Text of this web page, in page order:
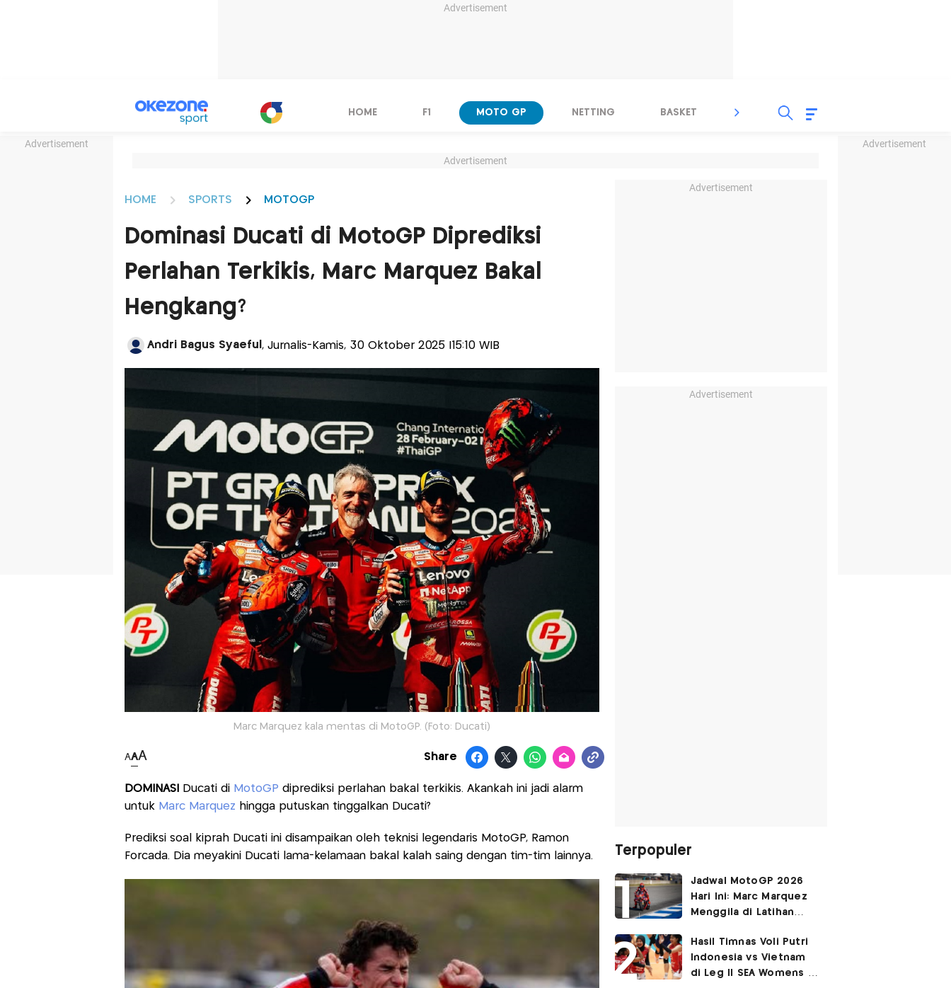
Advertisement
Advertisement Advertisement
HOME F1 MOTO GP NETTING BASKET SPORT LAIN
Advertisement
HOME SPORTS MOTOGP
Dominasi Ducati di MotoGP Diprediksi
Perlahan Terkikis, Marc Marquez Bakal
Hengkang?
Andri Bagus Syaeful , Jurnalis-Kamis, 30 Oktober 2025 |15:10 WIB
Marc Marquez kala mentas di MotoGP. (Foto: Ducati)
AAA Share
DOMINASI Ducati di MotoGP diprediksi perlahan bakal terkikis. Akankah ini jadi alarm
untuk Marc Marquez hingga putuskan tinggalkan Ducati?
Prediksi soal kiprah Ducati ini disampaikan oleh teknisi legendaris MotoGP, Ramon
Forcada. Dia meyakini Ducati lama-kelamaan bakal kalah saing dengan tim-tim lainnya.
Advertisement
Advertisement
Terpopuler
Jadwal MotoGP 2026
Hari Ini: Marc Marquez
Menggila di Latihan
Hasil Timnas Voli Putri
Indonesia vs Vietnam
di Leg II SEA Womens V